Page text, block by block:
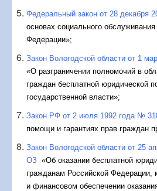
в целях оказания им бесплатной
Постановление Правительства
сентября 2014 года № 844
исполнительной государственной
им учреждений, входящих в
бесплатной юридической помощи
области».
Федеральный закон от 28 декабря
основах социального
Федерации»;
Закон Вологодской области от 1
«О разграни­чении полномочий в
граждан бесплатной юридической
государственной власти»;
Закон РФ от 2 июля 1992 года №
помощи и гарантиях прав граждан
Закон Вологодской области от 25
ОЗ «Об оказа­нии бесплатной
гражданам Российской Федерации,
и финансовом обеспечении